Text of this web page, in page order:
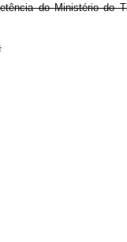
do Ministério do